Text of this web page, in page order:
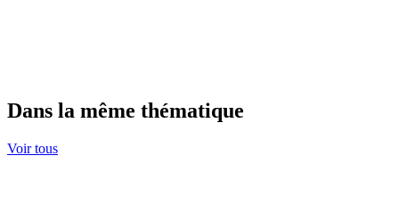
Dans la même thématique
Voir tous